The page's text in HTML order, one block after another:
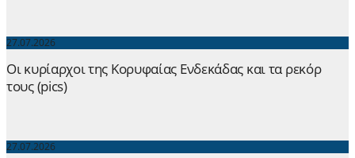
27.07.2026
Οι κυρίαρχοι της Κορυφαίας Ενδεκάδας και τα ρεκόρ
τους (pics)
27.07.2026